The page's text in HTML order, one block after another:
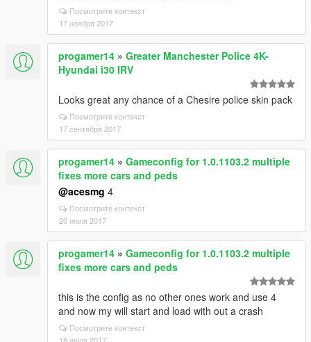
Посмотрите контекст
17 ноября 2017
progamer14 » Greater Manchester Police 4K-
Hyundai i30 IRV
Looks great any chance of a Chesire police skin pack
Посмотрите контекст
17 сентября 2017
progamer14 » Gameconfig for 1.0.1103.2 multiple
fixes more cars and peds
@acesmg 4
Посмотрите контекст
20 июля 2017
progamer14 » Gameconfig for 1.0.1103.2 multiple
fixes more cars and peds
this is the config as no other ones work and use 4
and now my will start and load with out a crash
Посмотрите контекст